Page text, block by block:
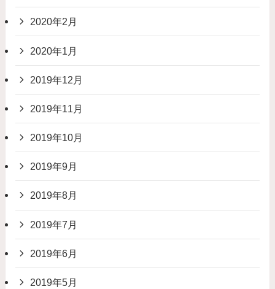
2020年2月
2020年1月
2019年12月
2019年11月
2019年10月
2019年9月
2019年8月
2019年7月
2019年6月
2019年5月